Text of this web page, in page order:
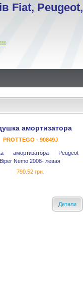
Fiat, Peugeot,
амортизатора
PROTTEGO - 90849J
амортизатора Peugeot
Nemo 2008- левая
790.52 грн.
Детали